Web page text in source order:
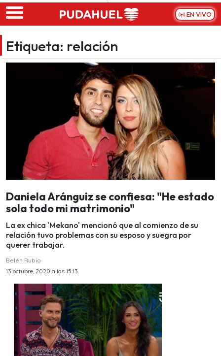
Skip to main content
EN VIVO
Etiqueta: relación
Daniela Aránguiz se confiesa: "He estado
sola todo mi matrimonio"
La ex chica 'Mekano' mencionó que al comienzo de su
relación tuvo problemas con su esposo y suegra por
querer trabajar.
Belén Rubio
13 octubre, 2020 a las 15:13